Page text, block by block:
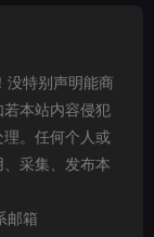
没特别声明能商
本站内容侵犯
。任何个人或
采集、发布本
邮箱